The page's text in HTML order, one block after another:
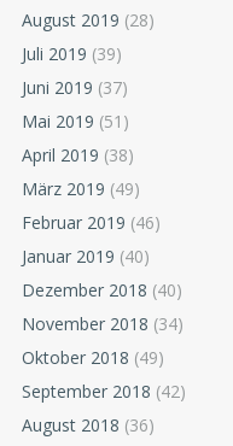
August 2019 (28)
Juli 2019 (39)
Juni 2019 (37)
Mai 2019 (51)
April 2019 (38)
März 2019 (49)
Februar 2019 (46)
Januar 2019 (40)
Dezember 2018 (40)
November 2018 (34)
Oktober 2018 (49)
September 2018 (42)
August 2018 (36)